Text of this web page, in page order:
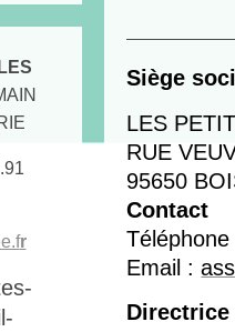
Siège
LES
RUE
95650
Contact
Email :
Directrice
r